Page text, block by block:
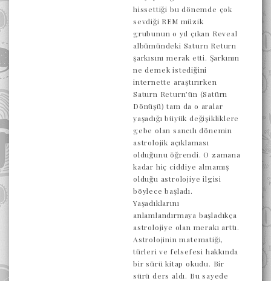
hissettiği bu dönemde çok
sevdiği REM müzik
grubunun o yıl çıkan Reveal
albümündeki Saturn Return
şarkısını merak etti. Şarkının
ne demek istediğini
internette araştırırken
Saturn Return’ün (Satürn
Dönüşü) tam da o aralar
yaşadığı büyük değişikliklere
gebe olan sancılı dönemin
astrolojik açıklaması
olduğunu öğrendi. O zamana
kadar hiç ciddiye almamış
olduğu astrolojiye ilgisi
böylece başladı.
Yaşadıklarını
anlamlandırmaya başladıkça
astrolojiye olan merakı arttı.
Astrolojinin matematiği,
türleri ve felsefesi hakkında
bir sürü kitap okudu. Bir
sürü ders aldı. Bu sayede